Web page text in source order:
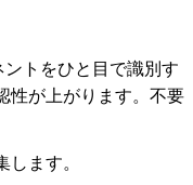
ントをひと目で識別す
性が上がります。不要
ます。